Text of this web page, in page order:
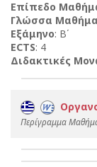
Επίπεδο
Γλώσσα
Εξάμηνο: Β΄
ECTS: 4
Διδακτικές
Περίγραμμα